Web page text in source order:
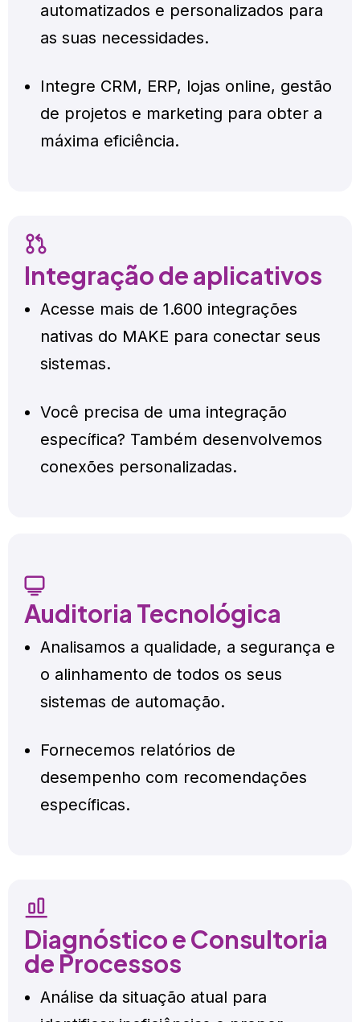
automatizados e personalizados para
as suas necessidades.
Integre CRM, ERP, lojas online, gestão
de projetos e marketing para obter a
máxima eficiência.
Integração de aplicativos
Acesse mais de 1.600 integrações
nativas do MAKE para conectar seus
sistemas.
Você precisa de uma integração
específica? Também desenvolvemos
conexões personalizadas.
Auditoria Tecnológica
Analisamos a qualidade, a segurança e
o alinhamento de todos os seus
sistemas de automação.
Fornecemos relatórios de
desempenho com recomendações
específicas.
Diagnóstico e Consultoria
de Processos
Análise da situação atual para